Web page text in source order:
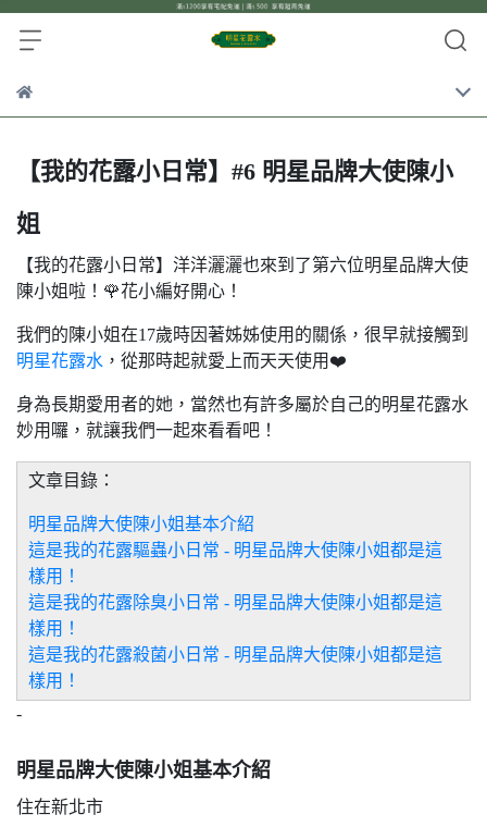
【我的花露小日常】#6 明星品牌大使陳小
姐
【我的花露小日常】洋洋灑灑也來到了第六位明星品牌大使
陳小姐啦！🌹花小編好開心！
我們的陳小姐在17歲時因著姊姊使用的關係，很早就接觸到
明星花露水 ，從那時起就愛上而天天使用❤️
身為長期愛用者的她，當然也有許多屬於自己的明星花露水
妙用囉，就讓我們一起來看看吧！
文章目錄：
明星品牌大使陳小姐基本介紹
這是我的花露驅蟲小日常 - 明星品牌大使陳小姐都是這
樣用！
這是我的花露除臭小日常 - 明星品牌大使陳小姐都是這
樣用！
這是我的花露殺菌小日常 - 明星品牌大使陳小姐都是這
樣用！
-
明星品牌大使陳小姐基本介紹
住在新北市